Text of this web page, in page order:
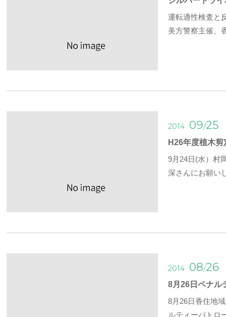
運転適性検査と
美方警察主催、
2014 09/25
H26年度植木
9月24日(水）村
深さんにお願い
2014 08/26
8月26日ペナル
8月26日香住地
ルティーパトロ